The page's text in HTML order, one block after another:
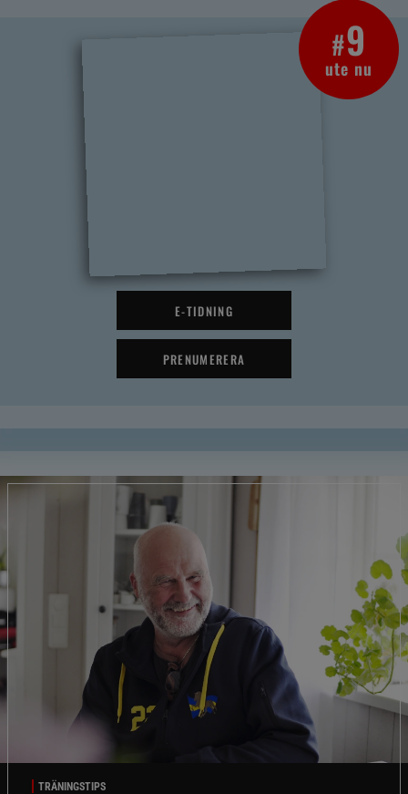
#9
ute nu
E-TIDNING
PRENUMERERA
TRÄNINGSTIPS